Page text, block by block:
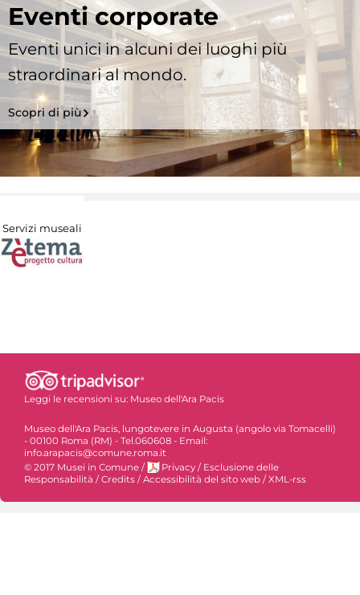
Eventi corporate
Eventi unici in alcuni dei luoghi più
straordinari al mondo.
Scopri di più
Servizi museali
Leggi le recensioni su: Museo dell'Ara Pacis
Museo dell'Ara Pacis, lungotevere in Augusta (angolo via Tomacelli)
- 00100 Roma (RM) - Tel.060608 - Email:
info.arapacis@comune.roma.it
© 2017 Musei in Comune / Privacy / Esclusione delle
Responsabilità / Credits / Accessibilità del sito web / XML-rss